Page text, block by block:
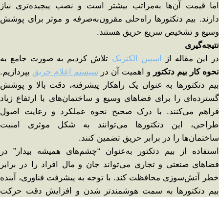
اما قیمت آن‌ها به‌مراتب بیشتر است و نصب پیچیده‌تری نیاز
دارند. بیم دتکتورها راه‌حلی مقرون‌به‌صرفه و موثر برای پوشش
وسیع و تشخیص سریع حریق هستند.
نتیجه‌گیری
در این مقاله از
اسپین الکتریک تلاش کردیم به صورت جامع به
نحوه کار بیم دتکتور و اهمیت آن در سیستم‌ اعلام حریق بپردازیم.
بیم دتکتورها به عنوان یک راهکار پیشرفته، دقت بالا و پوشش
گسترده‌ای را برای فضاهای وسیع و ساختمان‌های با ارتفاع زیاد
فراهم می‌کنند. با درک صحیح نحوه عملکرد و رعایت اصول
طراحی، این دتکتورها می‌توانند به شکل موثری امنیت
ساختمان‌ها را در برابر حریق تضمین کنند.
استفاده از بیم دتکتور به‌عنوان “چشم‌های همیشه بیدار” در
فضاهای صنعتی و تجاری می‌تواند جان و مال افراد را در برابر
خطر آتش‌سوزی محافظت کند. با توجه به پیشرفت فناوری، آینده
بیم دتکتورها به سمت هوشمندتر شدن و افزایش دقت حرکت